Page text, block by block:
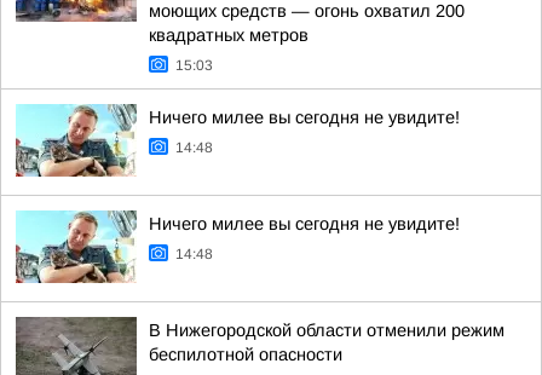
моющих средств — огонь охватил 200
квадратных метров
15:03
Ничего милее вы сегодня не увидите!
14:48
Ничего милее вы сегодня не увидите!
14:48
В Нижегородской области отменили режим
беспилотной опасности